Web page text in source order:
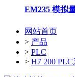
EM235 模拟
网站首页
> 产品
> PLC
> H7 200 PLC